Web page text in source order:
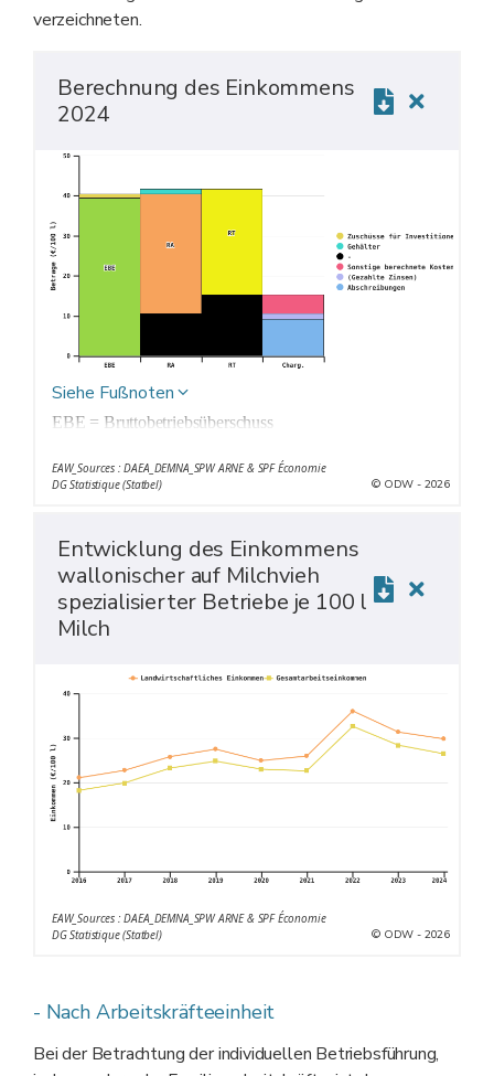
verzeichneten.
Berechnung des Einkommens
2024
Siehe Fußnoten
EBE = Bruttobetriebsüberschuss
RT = Einkommender Arbeit
EAW_Sources : DAEA_DEMNA_SPW ARNE & SPF Économie
DG Statistique (Statbel)
© ODW - 2026
Entwicklung des Einkommens
wallonischer auf Milchvieh
spezialisierter Betriebe je 100 l
Milch
EAW_Sources : DAEA_DEMNA_SPW ARNE & SPF Économie
DG Statistique (Statbel)
© ODW - 2026
- Nach Arbeitskräfteeinheit
Bei der Betrachtung der individuellen Betriebsführung,